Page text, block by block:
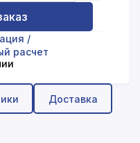
/
расчет
Доставка